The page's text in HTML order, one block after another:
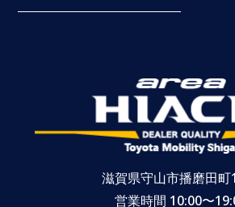
滋賀県守山市播磨田町
営業時間 10:00〜